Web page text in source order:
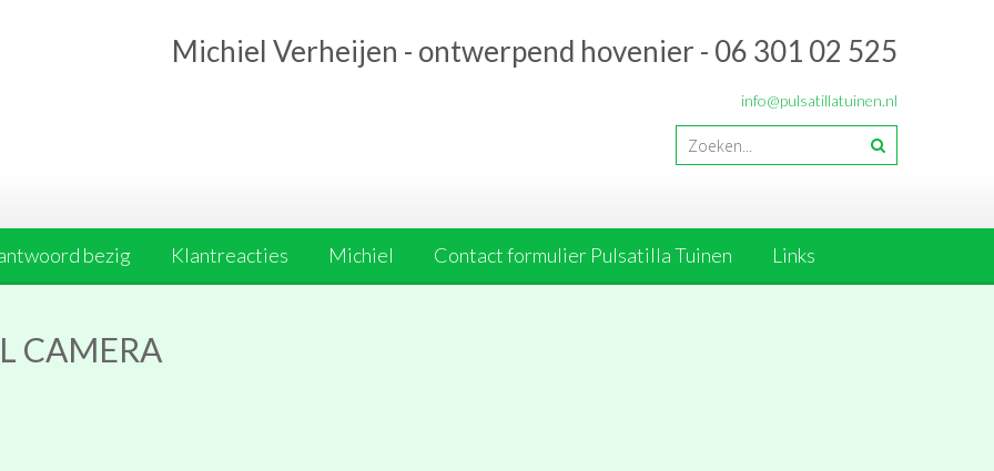
Michiel Verheijen - ontwerpend hovenier - 06 301 02 525
info@pulsatillatuinen.nl
bezig Klantreacties Michiel Contact formulier Pulsatilla Tuinen Links
CAMERA